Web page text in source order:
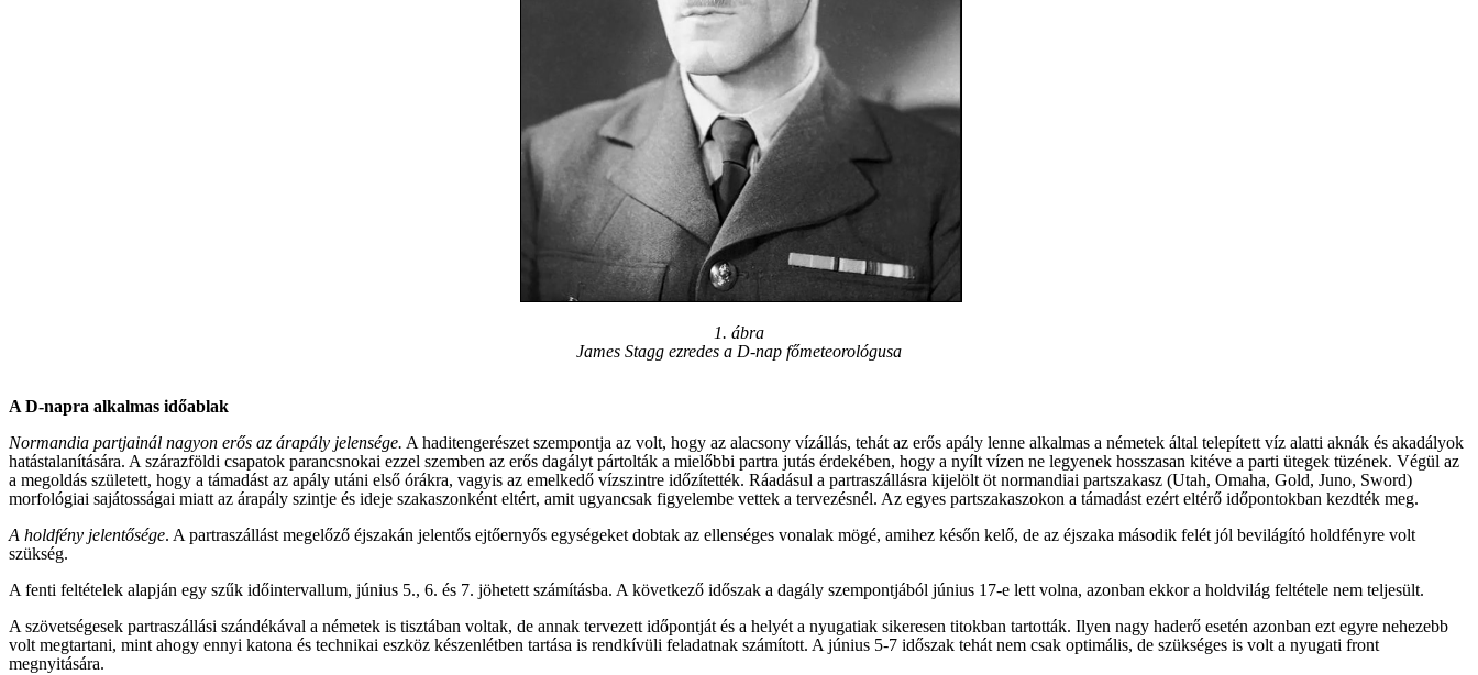
1. ábra
James Stagg ezredes a D-nap főmeteorológusa
A D-napra alkalmas időablak
Normandia partjainál nagyon erős az árapály jelensége. A haditengerészet szempontja az volt, hogy az alacsony vízállás, tehát az erős apály lenne alkalmas a németek által telepített víz alatti aknák és akadályok
hatástalanítására. A szárazföldi csapatok parancsnokai ezzel szemben az erős dagályt pártolták a mielőbbi partra jutás érdekében, hogy a nyílt vízen ne legyenek hosszasan kitéve a parti ütegek tüzének. Végül az
a megoldás született, hogy a támadást az apály utáni első órákra, vagyis az emelkedő vízszintre időzítették. Ráadásul a partraszállásra kijelölt öt normandiai partszakasz (Utah, Omaha, Gold, Juno, Sword)
morfológiai sajátosságai miatt az árapály szintje és ideje szakaszonként eltért, amit ugyancsak figyelembe vettek a tervezésnél. Az egyes partszakaszokon a támadást ezért eltérő időpontokban kezdték meg.
A holdfény jelentősége. A partraszállást megelőző éjszakán jelentős ejtőernyős egységeket dobtak az ellenséges vonalak mögé, amihez későn kelő, de az éjszaka második felét jól bevilágító holdfényre volt
szükség.
A fenti feltételek alapján egy szűk időintervallum, június 5., 6. és 7. jöhetett számításba. A következő időszak a dagály szempontjából június 17-e lett volna, azonban ekkor a holdvilág feltétele nem teljesült.
A szövetségesek partraszállási szándékával a németek is tisztában voltak, de annak tervezett időpontját és a helyét a nyugatiak sikeresen titokban tartották. Ilyen nagy haderő esetén azonban ezt egyre nehezebb
volt megtartani, mint ahogy ennyi katona és technikai eszköz készenlétben tartása is rendkívüli feladatnak számított. A június 5-7 időszak tehát nem csak optimális, de szükséges is volt a nyugati front
megnyitására.